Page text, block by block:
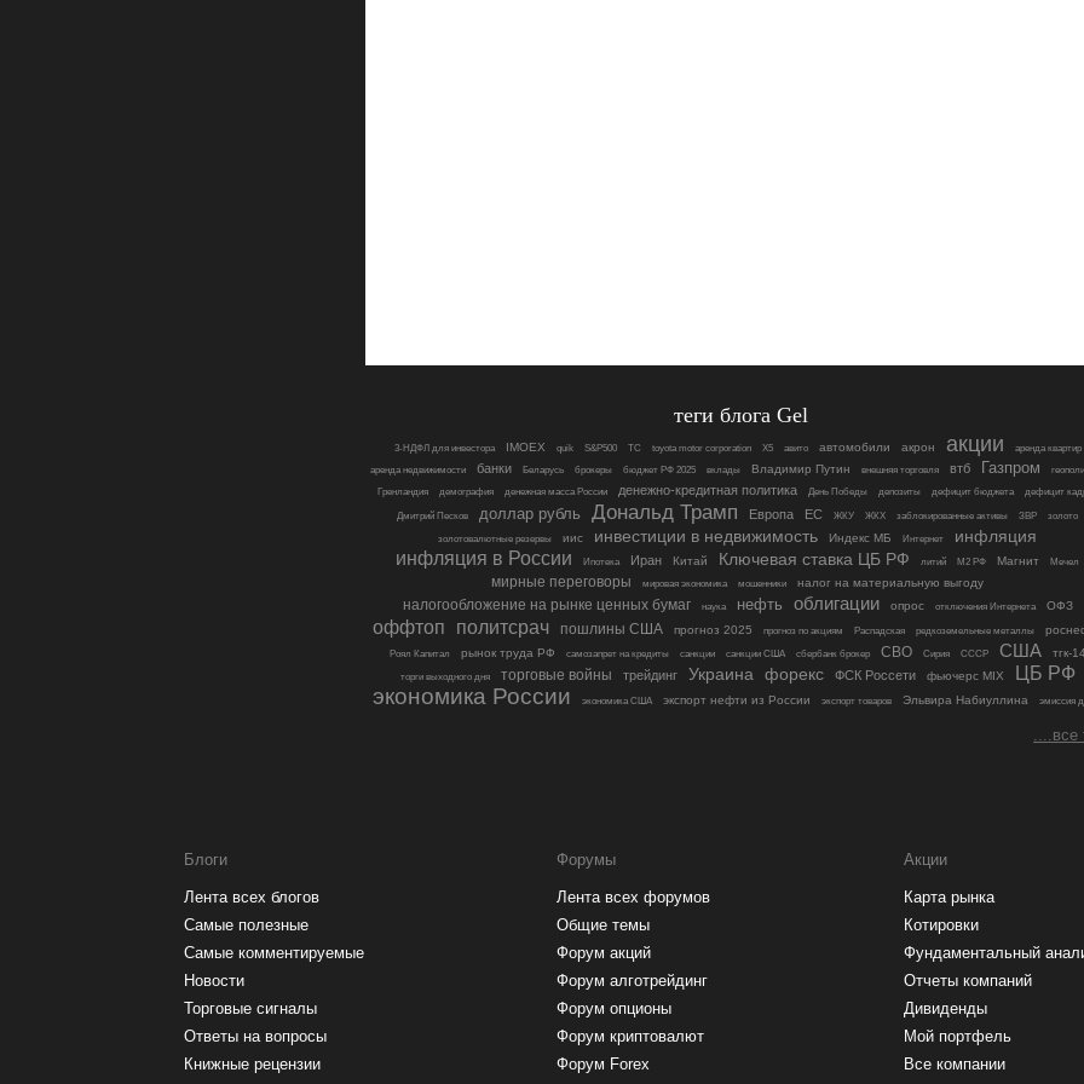
теги блога Gel
3-НДФЛ для инвестора IMOEX quik S&P500 TC toyota motor corporation X5 авито автомобили акрон акции
аренда квартир
аренда недвижимости
банки Беларусь брокеры бюджет РФ 2025 вклады Владимир Путин внешняя торговля втб Газпром
Гренландия
демография денежная масса России денежно-кредитная политика День Победы депозиты дефицит бюджета дефицит
Дмитрий Песков доллар рубль Дональд Трамп Европа ЕС ЖКУ ЖКХ заблокированные активы ЗВР золото
золотовалютные резервы иис инвестиции в недвижимость Индекс МБ Интернет инфляция
инфляция в России Ипотека Иран Китай Ключевая ставка ЦБ РФ литий М2 РФ Магнит Мечел
мирные переговоры мировая экономика мошенники налог на материальную выгоду
налогообложение на рынке ценных бумаг наука нефть облигации опрос отключения Интернета ОФЗ
оффтоп политсрач пошлины США прогноз 2025 прогноз по акциям Распадская редкоземельные металлы
Роял Капитал рынок труда РФ самозапрет на кредиты санкции санкции США сбербанк брокер СВО Сирия СССР США тгк-14
торги выходного дня торговые войны трейдинг Украина форекс ФСК Россети фьючерс MIX ЦБ РФ
экономика России экономика США экспорт нефти из России экспорт товаров Эльвира Набиуллина эмиссия
....все
Блоги
Лента всех блогов
Самые полезные
Самые комментируемые
Новости
Торговые сигналы
Ответы на вопросы
Книжные рецензии
Форумы
Лента всех форумов
Общие темы
Форум акций
Форум алготрейдинг
Форум опционы
Форум криптовалют
Форум Forex
Акции
Карта рынка
Котировки
Фундаментальный
Отчеты компаний
Дивиденды
Мой портфель
Все компании